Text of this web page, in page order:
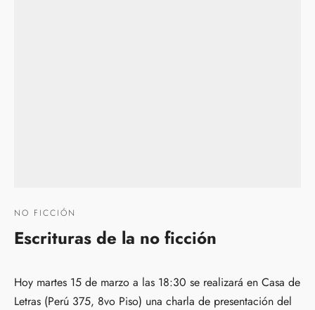
NO FICCIÓN
Escrituras de la no ficción
Hoy martes 15 de marzo a las 18:30 se realizará en Casa de
Letras (Perú 375, 8vo Piso) una charla de presentación del